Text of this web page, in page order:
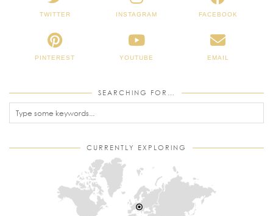
TWITTER INSTAGRAM FACEBOOK
PINTEREST YOUTUBE EMAIL
SEARCHING FOR…
CURRENTLY EXPLORING